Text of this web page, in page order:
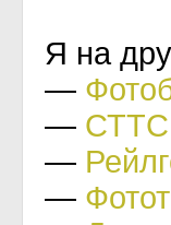
Я на
—
— СТТС
—
—